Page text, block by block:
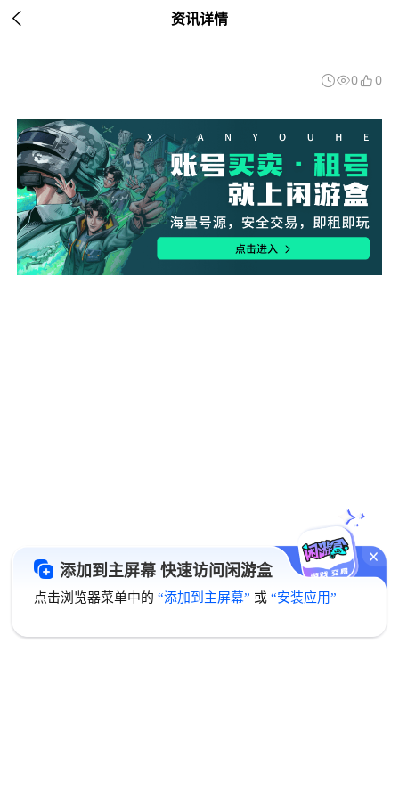
 资讯详情
00
添加到主屏幕 快速访问闲游盒
点击浏览器菜单中的“添加到主屏幕” 或“安装应用”